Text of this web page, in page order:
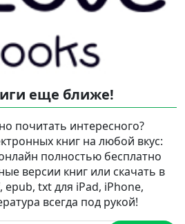
еще ближе!
почитать интересного?
книг на любой вкус:
полностью бесплатно
версии книг или скачать в
txt для iPad, iPhone,
всегда под рукой!